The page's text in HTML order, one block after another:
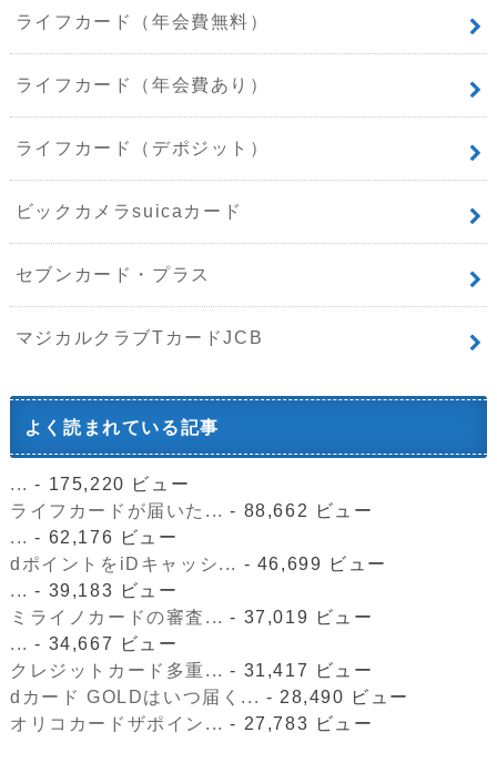
ライフカード（年会費無料）
ライフカード（年会費あり）
ライフカード（デポジット）
ビックカメラsuicaカード
セブンカード・プラス
マジカルクラブTカードJCB
よく読まれている記事
... - 175,220 ビュー
ライフカードが届いた... - 88,662 ビュー
... - 62,176 ビュー
dポイントをiDキャッシ... - 46,699 ビュー
... - 39,183 ビュー
ミライノカードの審査... - 37,019 ビュー
... - 34,667 ビュー
クレジットカード多重... - 31,417 ビュー
dカード GOLDはいつ届く... - 28,490 ビュー
オリコカードザポイン... - 27,783 ビュー